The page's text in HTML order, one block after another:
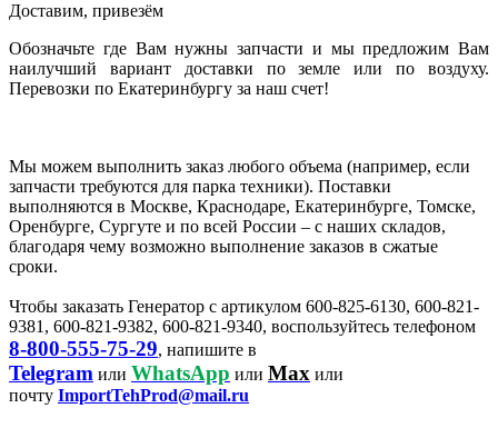
Доставим, привезём
Обозначьте где Вам нужны запчасти и мы предложим Вам
наилучший вариант доставки по земле или по воздуху.
Перевозки по Екатеринбургу за наш счет!
Мы можем выполнить заказ любого объема (например, если
запчасти требуются для парка техники). Поставки
выполняются в Москве, Краснодаре, Екатеринбурге, Томске,
Оренбурге, Сургуте и по всей России – с наших складов,
благодаря чему возможно выполнение заказов в сжатые
сроки.
Чтобы заказать Генератор с артикулом 600-825-6130, 600-821-
9381, 600-821-9382, 600-821-9340, воспользуйтесь телефоном
8-800-555-75-29, напишите в
Telegram или WhatsApp или Max или
почту ImportTehProd@mail.ru